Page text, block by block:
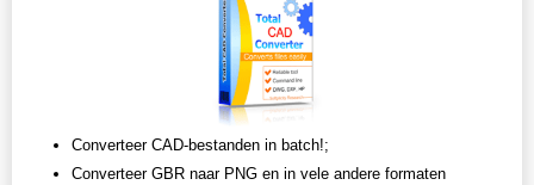
Converteer CAD-bestanden in batch!;
Converteer GBR naar PNG en in vele andere formaten